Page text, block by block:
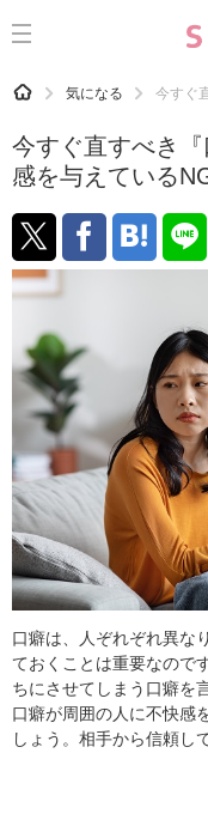
CATEGORY 記事カテゴリ
運気
洗濯
生活の知恵
お金
掃除
マナー
趣味
食材辞典
おすすめ
HOME 気になる 今すぐ
今すぐ直すべき
感を与えている
口癖は、人ぞれぞれ異な
ておくことは重要なので
ちにさせてしまう口癖を
口癖が周囲の人に不快感
しょう。相手から信頼し